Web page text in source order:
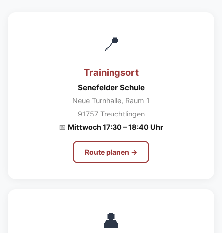
📍
Trainingsort
Senefelder Schule
Neue Turnhalle, Raum 1
91757 Treuchtlingen
📅 Mittwoch 17:30 – 18:40 Uhr
Route planen →
👤